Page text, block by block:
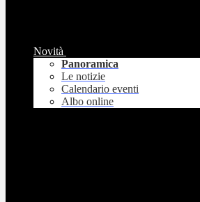
Novità
Panoramica
Le notizie
Calendario eventi
Albo online